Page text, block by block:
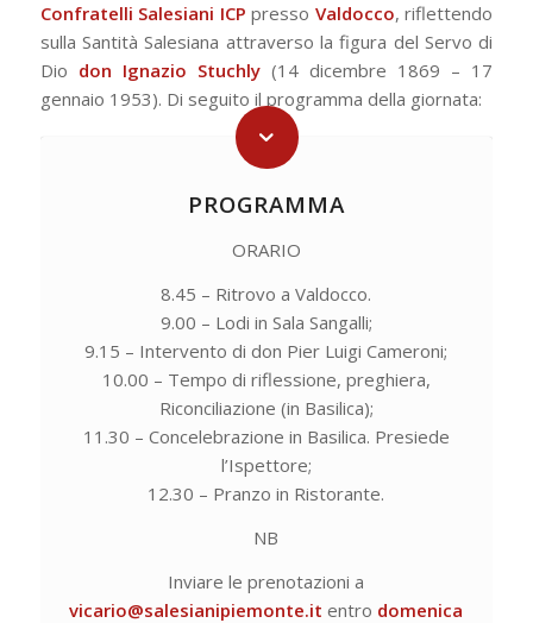
Confratelli Salesiani ICP presso Valdocco, riflettendo
sulla Santità Salesiana attraverso la figura del Servo di
Dio don Ignazio Stuchly(14 dicembre 1869 – 17
gennaio 1953). Di seguito il programma della giornata:
PROGRAMMA
ORARIO
8.45 – Ritrovo a Valdocco.
9.00 – Lodi in Sala Sangalli;
9.15 – Intervento di don Pier Luigi Cameroni;
10.00 – Tempo di riflessione, preghiera,
Riconciliazione (in Basilica);
11.30 – Concelebrazione in Basilica. Presiede
l’Ispettore;
12.30 – Pranzo in Ristorante.
NB
Inviare le prenotazioni a
vicario@salesianipiemonte.itentro domenica